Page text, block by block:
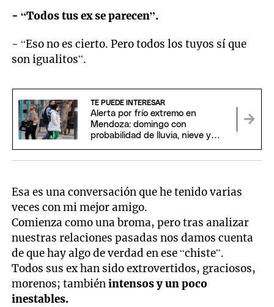
- “Todos tus ex se parecen”.
- “Eso no es cierto. Pero todos los tuyos sí que
son igualitos”.
TE PUEDE INTERESAR
Alerta por frío extremo en
Mendoza: domingo con
probabilidad de lluvia, nieve y
Esa es una conversación que he tenido varias
veces con mi mejor amigo.
Comienza como una broma, pero tras analizar
nuestras relaciones pasadas nos damos cuenta
de que hay algo de verdad en ese “chiste”.
Todos sus ex han sido extrovertidos, graciosos,
morenos; tambiénintensos y un poco
inestables.